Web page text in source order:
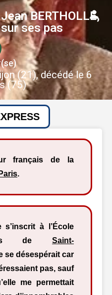
Jean BERTHOLLE,
sur ses pas
(21), décédé le 6
(75)
français de la
Paris.
s’inscrit à l’École
de Saint-
se désespérait car
pas, sauf
me permettait